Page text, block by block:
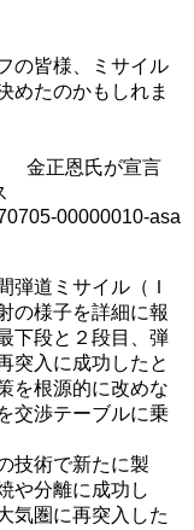
の皆様、ミサイル
めたのかもしれま
金正恩氏が宣言
00000010-asa
弾道ミサイル（Ｉ
の様子を詳細に報
下段と２段目、弾
突入に成功したと
を根源的に改めな
交渉テーブルに乗
技術で新たに製
や分離に成功し
気圏に再突入した